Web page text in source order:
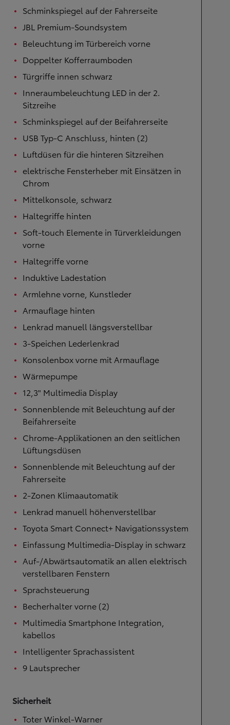
Schminkspiegel auf der Fahrerseite
JBL Premium-Soundsystem
Beleuchtung im Türbereich vorne
Doppelter Kofferraumboden
Türgriffe innen schwarz
Inneraumbeleuchtung LED in der 2.
Sitzreihe
Schminkspiegel auf der Beifahrerseite
USB Typ-C Anschluss, hinten (2)
Luftdüsen für die hinteren Sitzreihen
elektrische Fensterheber mit Einsätzen in
Chrom
Mittelkonsole, schwarz
Haltegriffe hinten
Soft-touch Elemente in Türverkleidungen
vorne
Haltegriffe vorne
Induktive Ladestation
Armlehne vorne, Kunstleder
Armauflage hinten
Lenkrad manuell längsverstellbar
3-Speichen Lederlenkrad
Konsolenbox vorne mit Armauflage
Wärmepumpe
12,3" Multimedia Display
Sonnenblende mit Beleuchtung auf der
Beifahrerseite
Chrome-Applikationen an den seitlichen
Lüftungsdüsen
Sonnenblende mit Beleuchtung auf der
Fahrerseite
2-Zonen Klimaautomatik
Lenkrad manuell höhenverstellbar
Toyota Smart Connect+ Navigationssystem
Einfassung Multimedia-Display in schwarz
Auf-/Abwärtsautomatik an allen elektrisch
verstellbaren Fenstern
Sprachsteuerung
Becherhalter vorne (2)
Multimedia Smartphone Integration,
kabellos
Intelligenter Sprachassistent
9 Lautsprecher
Sicherheit
Toter Winkel-Warner